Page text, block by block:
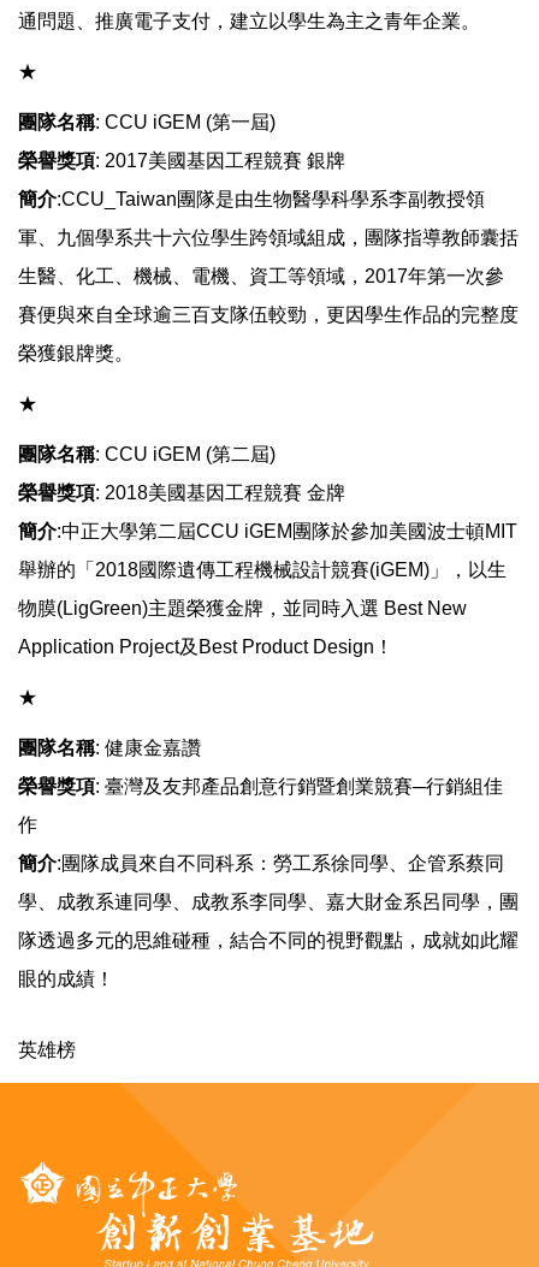
通問題、推廣電子支付，建立以學生為主之青年企業。
​​​​​​★
團隊名稱: CCU iGEM (第一屆)
榮譽獎項: 2017美國基因工程競賽 銀牌
簡介:CCU_Taiwan團隊是由生物醫學科學系李副教授領
軍、九個學系共十六位學生跨領域組成，團隊指導教師囊括
生醫、化工、機械、電機、資工等領域，2017年第一次參
賽便與來自全球逾三百支隊伍較勁，更因學生作品的完整度
榮獲銀牌獎。
​​​​​​★
團隊名稱: CCU iGEM (第二屆)
榮譽獎項: 2018美國基因工程競賽 金牌
簡介:中正大學第二屆CCU iGEM團隊於參加美國波士頓MIT
舉辦的「2018國際遺傳工程機械設計競賽(iGEM)」，以生
物膜(LigGreen)主題榮獲金牌，並同時入選 Best New
Application Project及Best Product Design！
​​​​​​★
團隊名稱: 健康金嘉讚
榮譽獎項: 臺灣及友邦產品創意行銷暨創業競賽─行銷組佳
作
簡介:團隊成員來自不同科系：勞工系徐同學、企管系蔡同
學、成教系連同學、成教系李同學、嘉大財金系呂同學，團
隊透過多元的思維碰種，結合不同的視野觀點，成就如此耀
眼的成績！
英雄榜